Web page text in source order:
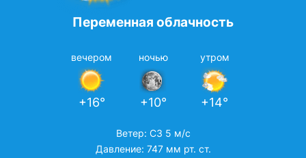
Переменная облачность
вечером
+16°
ночью
+10°
утром
+14°
Ветер: СЗ 5 м/c
Давление: 747 мм рт. ст.